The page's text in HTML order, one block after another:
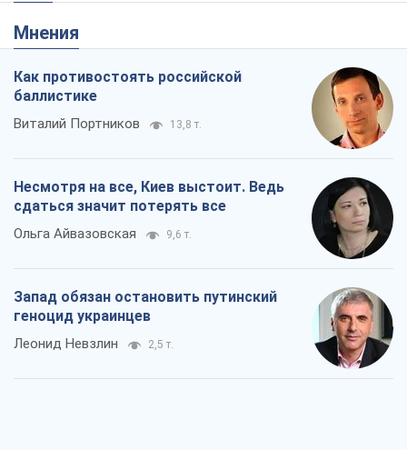
Мнения
Как противостоять российской
баллистике
Виталий Портников 13,8 т.
Несмотря на все, Киев выстоит. Ведь
сдаться значит потерять все
Ольга Айвазовская 9,6 т.
Запад обязан остановить путинский
геноцид украинцев
Леонид Невзлин 2,5 т.